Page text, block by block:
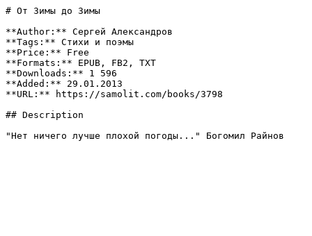
# От Зимы до Зимы
**Author:** Сергей Александров
**Tags:** Стихи и поэмы
**Price:** Free
**Formats:** EPUB, FB2, TXT
**Downloads:** 1 596
**Added:** 29.01.2013
**URL:** https://samolit.com/books/3798
## Description
"Нет ничего лучше плохой погоды..." Богомил Райнов